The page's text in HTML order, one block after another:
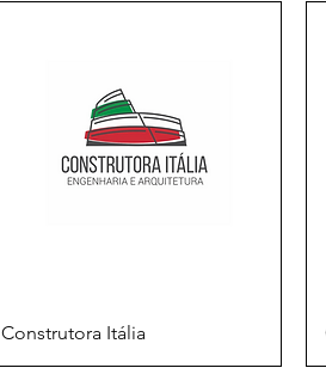
Construtora Itália